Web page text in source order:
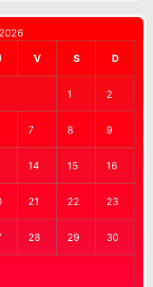
V S D
1 2
7 8 9
14 15 16
21 22 23
28 29 30